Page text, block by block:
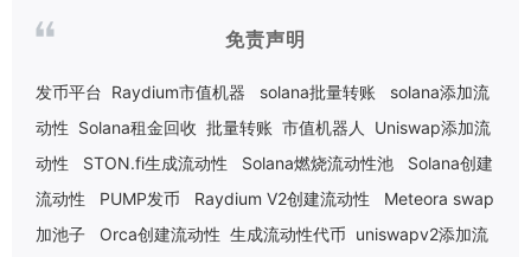
免责声明
发币平台 Raydium市值机器 solana批量转账
solana添加流
动性 Solana租金回收 批量转账 市值机器人
Uniswap添加流
动性
STON.fi生成流动性 Solana燃烧流动性池
Solana创建
流动性
PUMP发币 Raydium V2创建流动性
Meteora swap
加池子
Orca创建流动性 生成流动性代币 uniswapv2添加流